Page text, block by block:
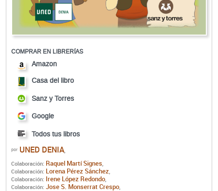
COMPRAR EN LIBRERÍAS
Amazon
Casa del libro
Sanz y Torres
Google
Todos tus libros
por UNED DENIA,
Colaboración: Raquel Martí Signes,
Colaboración: Lorena Pérez Sánchez,
Colaboración: Irene López Redondo,
Colaboración: Jose S. Monserrat Crespo,